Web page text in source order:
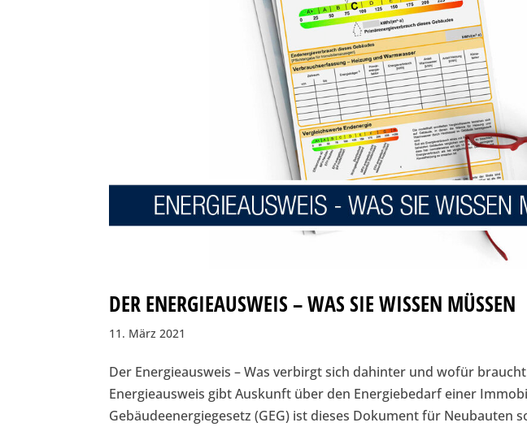
DER ENERGIEAUSWEIS – WAS SIE WISSEN MÜSSEN
11. März 2021
Der Energieausweis – Was verbirgt sich dahinter und wofür
Energieausweis gibt Auskunft über den Energiebedarf einer
Gebäudeenergiegesetz (GEG) ist dieses Dokument für Neubauten